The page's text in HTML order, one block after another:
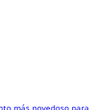
más novedoso para